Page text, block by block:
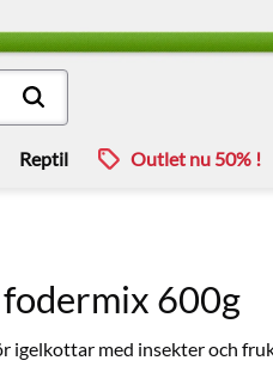
Reptil Outlet nu 50% !
600g
igelkottar med insekter och